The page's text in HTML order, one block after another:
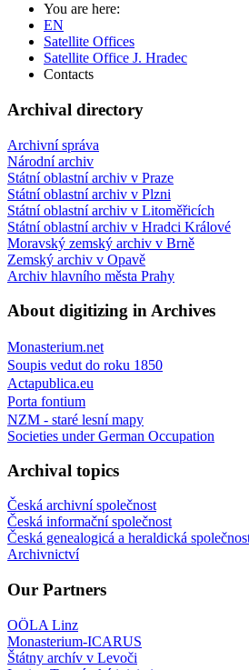
You are here:
EN
Satellite Offices
Satellite Office J. Hradec
Contacts
Archival directory
Archivní správa
Národní archiv
Státní oblastní archiv v Praze
Státní oblastní archiv v Plzni
Státní oblastní archiv v Litoměřicích
Státní oblastní archiv v Hradci Králové
Moravský zemský archiv v Brně
Zemský archiv v Opavě
Archiv hlavního města Prahy
About digitizing in Archives
Monasterium.net
Soupis vedut do roku 1850
Actapublica.eu
Porta fontium
NZM - staré lesní mapy
Societies under German Occupation
Archival topics
Česká archivní společnost
Česká informační společnost
Česká genealogicá a heraldická
Archivnictví
Our Partners
OÖLA Linz
Monasterium-ICARUS
Štátny archív v Levoči